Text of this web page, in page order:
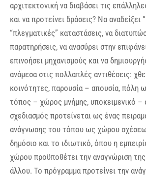
αρχιτεκτονική να διαβάσει τις
και να προτείνει δράσεις? Να αναδείξει
“πλεγματικές” καταστάσεις, να
παρατηρήσεις, να ανασύρει στην
επινοήσει μηχανισμούς και να
ανάμεσα στις πολλαπλές αντιθέσεις:
κοινότητες, παρουσία – απουσία, πόλη
τόπος – χώρος μνήμης, υποκειμενικό –
σχεδιασμός προτείνεται ως ένας
ανάγνωσης του τόπου ως χώρου
δημόσιο και το ιδιωτικό, όπου η
χώρου προϋποθέτει την αναγνώριση
άλλου. Το πρόγραμμα προτείνει την